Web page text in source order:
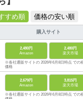
すめ順 価格の安い順
購入サイト
2,480円
Amazon
2,480円
楽天市場
※各社通販サイトの 2026年6月8日時点 での
価格
2,679円
Amazon
3,815円
楽天市場
※各社通販サイトの 2026年6月8日時点 での